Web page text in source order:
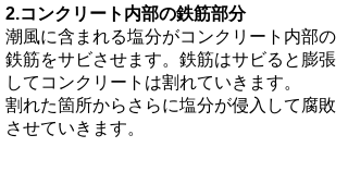
​2.コンクリート内部の鉄筋部分
潮風に含まれる塩分がコンクリート内部の
鉄筋をサビさせます。鉄筋はサビると膨張
してコンクリートは割れていきます。
​割れた箇所からさらに塩分が侵入して腐敗
させていきます。